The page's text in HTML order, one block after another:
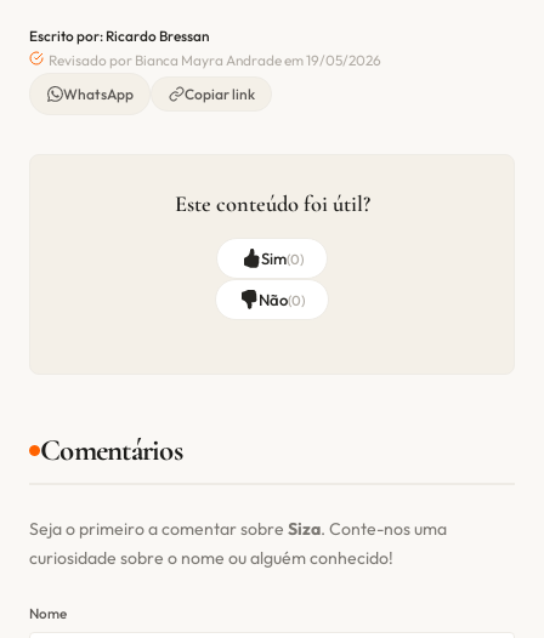
Escrito por: Ricardo Bressan
Revisado por Bianca Mayra Andrade em 19/05/2026
WhatsApp
Copiar link
Este conteúdo foi útil?
Sim(0)
Não(0)
Comentários
Seja o primeiro a comentar sobre Siza. Conte-nos uma
curiosidade sobre o nome ou alguém conhecido!
Nome